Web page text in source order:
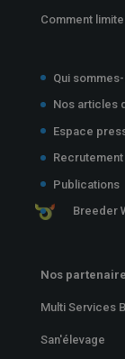
Comment
Qui
Nos articles
Espace
Recrutement
Publications
Breeder
Nos
Multi Services
San'élevage